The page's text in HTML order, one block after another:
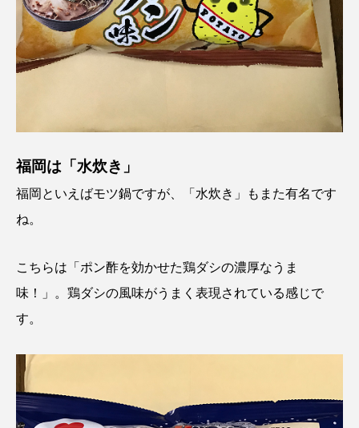
福岡は「水炊き」
福岡といえばモツ鍋ですが、「水炊き」もまた有名です
ね。
こちらは「ポン酢を効かせた鶏ダシの濃厚なうま
味！」。鶏ダシの風味がうまく表現されている感じで
す。